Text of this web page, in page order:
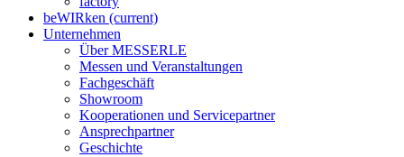
beWIRken (current)
Unternehmen
Über MESSERLE
Messen und Veranstaltungen
Fachgeschäft
Showroom
Kooperationen und Servicepartner
Ansprechpartner
Geschichte